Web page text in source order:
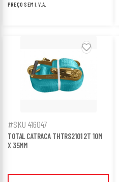
PREÇO SEM I.V.A.
#SKU 416047
TOTAL CATRACA THTRS2101 2T 10M
X 35MM